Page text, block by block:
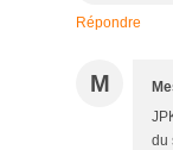
Répondre
M
du